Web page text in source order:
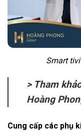
Smart
> Tham
Hoàng
Cung cấp các phụ